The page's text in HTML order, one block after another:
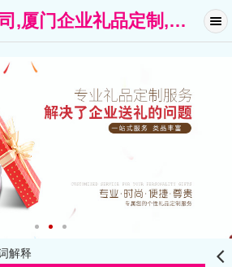
厦门礼品公司,厦门企业礼品定制,广告礼品-厦门礼名扬礼品公司
解释 󰊒